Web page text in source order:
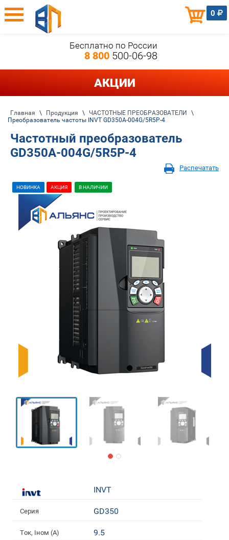
0
Бесплатно по России
8 800500-06-98
АКЦИИ
Главная \ Продукция \ ЧАСТОТНЫЕ ПРЕОБРАЗОВАТЕЛИ
\
Преобразователь частоты INVT GD350A-004G/5R5P-4
Частотный преобразователь
GD350A-004G/5R5P-4
Распечатать
НОВИНКА АКЦИЯ В НАЛИЧИИ
INVT
Серия GD350
Ток, Iном (А) 9.5